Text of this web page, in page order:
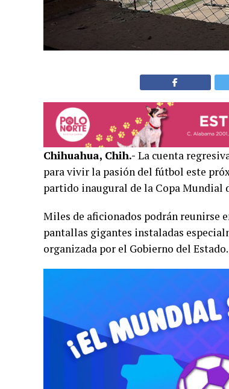
Chihuahua, Chih.- La cuenta
para vivir la pasión del fútbol este
partido inaugural de la Copa Mundial
Miles de aficionados podrán reunirse
pantallas gigantes instaladas
organizada por el Gobierno del Estado.